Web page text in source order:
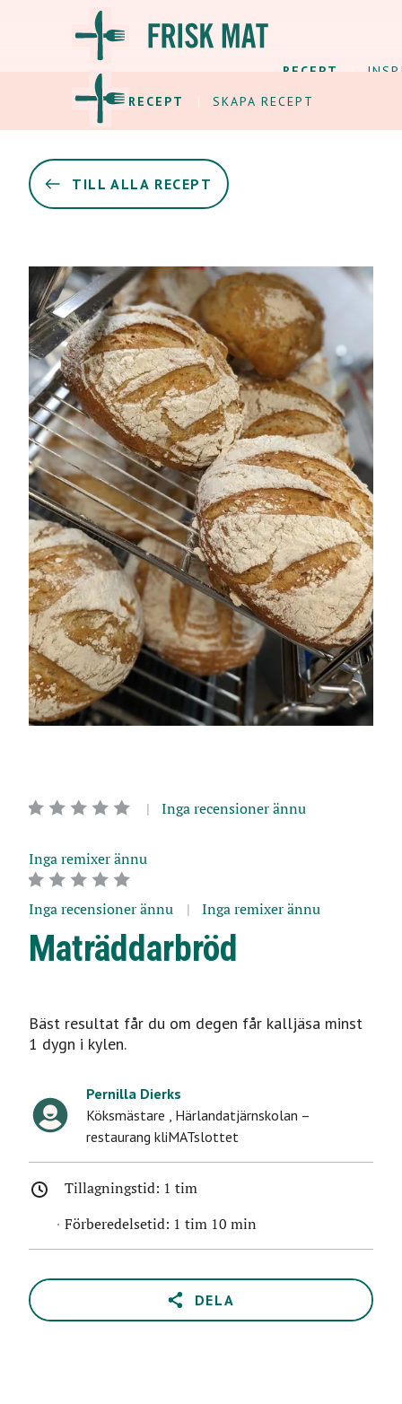
RECEPT
ALLA RECEPT
SKAPA RECEPT
TILL ALLA RECEPT
Inga recensioner ännu
Inga remixer ännu
Inga recensioner ännu Inga remixer ännu
Maträddarbröd
Bäst resultat får du om degen får kalljäsa minst
1 dygn i kylen.
Pernilla Dierks
Köksmästare
Härlandatjärnskolan –
restaurang kliMATslottet
Tillagningstid: 1 tim
Förberedelsetid: 1 tim 10 min
DELA